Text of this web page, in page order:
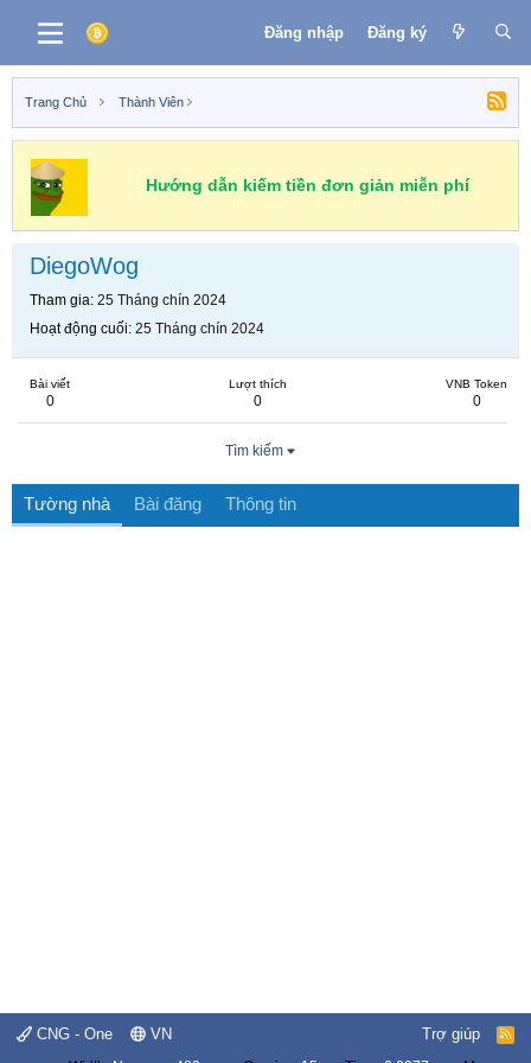
Đăng nhập Đăng ký
Trang Chủ Thành Viên
Hướng dẫn kiếm tiền đơn giản miễn phí
DiegoWog
Tham gia 25 Tháng chín 2024
Hoạt động cuối 25 Tháng chín 2024
Bài viết
0
Lượt thích
0
VNB Token
0
Tìm kiếm
Tường nhà Bài đăng Thông tin
CNG - One VN Trợ giúp
R